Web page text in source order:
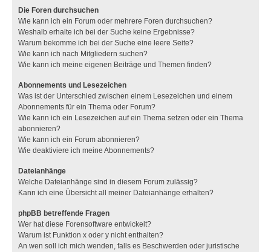
Die Foren durchsuchen
Wie kann ich ein Forum oder mehrere Foren durchsuchen?
Weshalb erhalte ich bei der Suche keine Ergebnisse?
Warum bekomme ich bei der Suche eine leere Seite?
Wie kann ich nach Mitgliedern suchen?
Wie kann ich meine eigenen Beiträge und Themen finden?
Abonnements und Lesezeichen
Was ist der Unterschied zwischen einem Lesezeichen und einem
Abonnements für ein Thema oder Forum?
Wie kann ich ein Lesezeichen auf ein Thema setzen oder ein Thema
abonnieren?
Wie kann ich ein Forum abonnieren?
Wie deaktiviere ich meine Abonnements?
Dateianhänge
Welche Dateianhänge sind in diesem Forum zulässig?
Kann ich eine Übersicht all meiner Dateianhänge erhalten?
phpBB betreffende Fragen
Wer hat diese Forensoftware entwickelt?
Warum ist Funktion x oder y nicht enthalten?
An wen soll ich mich wenden, falls es Beschwerden oder juristische